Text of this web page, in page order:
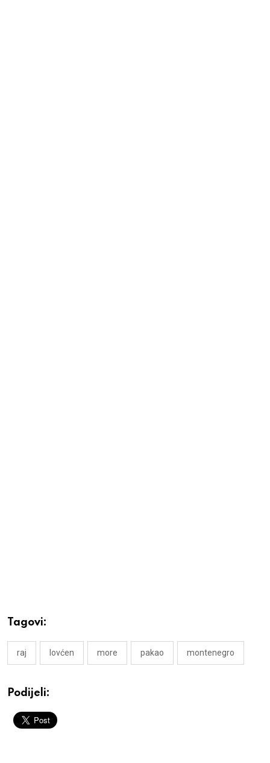
Tagovi:
raj lovćen more pakao montenegro
Podijeli: